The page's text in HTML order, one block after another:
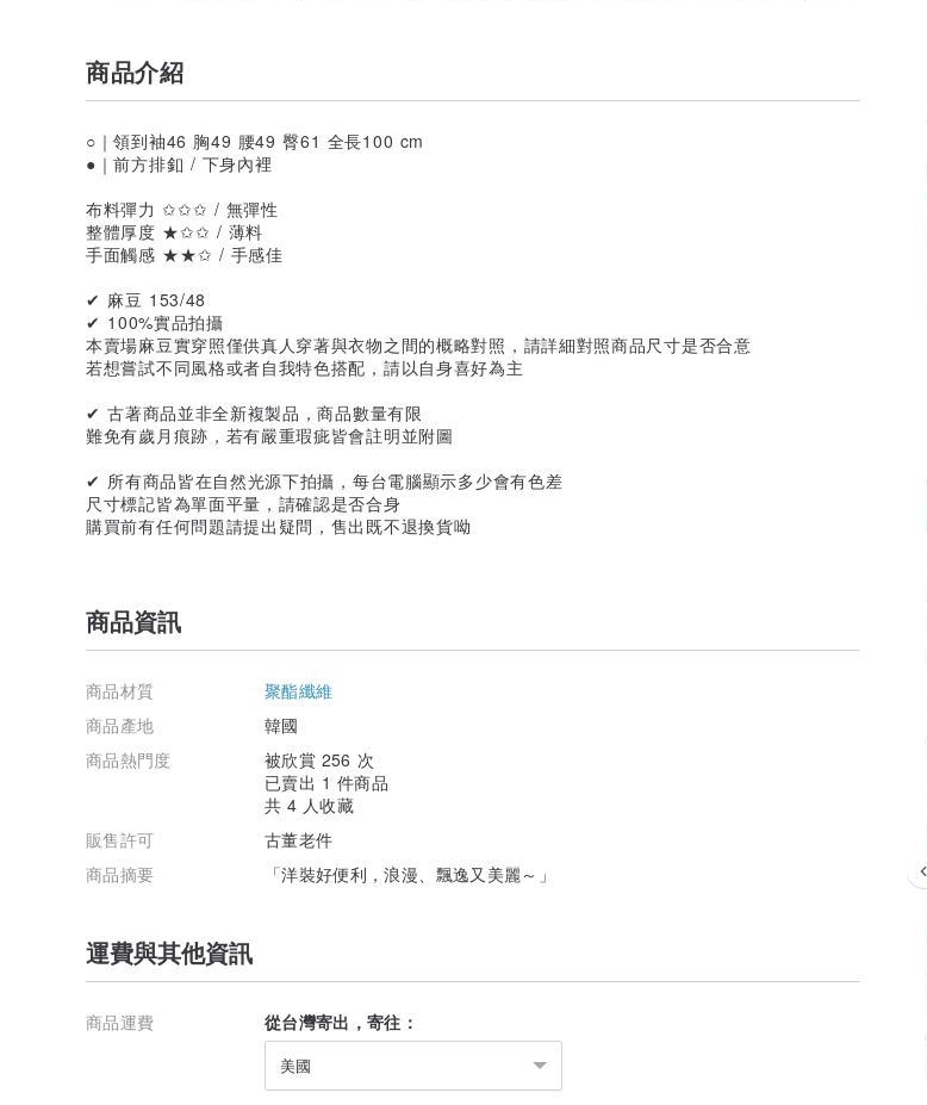
商品介紹
○｜領到袖46 胸49 腰49 臀61 全長100 cm
●｜前方排釦 / 下身內裡
布料彈力 ✩✩✩ / 無彈性
整體厚度 ★✩✩ / 薄料
手面觸感 ★★✩ / 手感佳
✔ 麻豆 153/48
✔ 100%實品拍攝
本賣場麻豆實穿照僅供真人穿著與衣物之間的概略對照，請詳細對照商品尺寸是否合意
若想嘗試不同風格或者自我特色搭配，請以自身喜好為主
✔ 古著商品並非全新複製品，商品數量有限
難免有歲月痕跡，若有嚴重瑕疵皆會註明並附圖
✔ 所有商品皆在自然光源下拍攝，每台電腦顯示多少會有色差
尺寸標記皆為單面平量，請確認是否合身
購買前有任何問題請提出疑問，售出既不退換貨呦
商品資訊
商品材質
聚酯纖維
商品產地
韓國
商品熱門度
被欣賞 256 次
已賣出 1 件商品
共 4 人收藏
販售許可
古董老件
商品摘要
「洋裝好便利，浪漫、飄逸又美麗～」
運費與其他資訊
商品運費 從台灣寄出，寄往：
美國